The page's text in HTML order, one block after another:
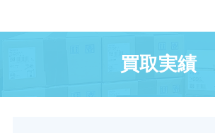
買取実績